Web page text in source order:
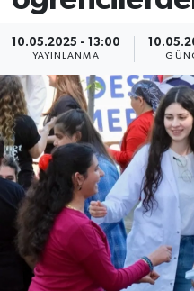
10.05.2025 - 13:00
YAYINLANMA